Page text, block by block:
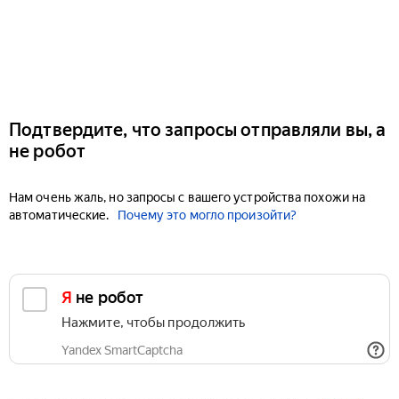
Подтвердите, что запросы отправляли вы, а
не робот
Нам очень жаль, но запросы с вашего устройства похожи на
автоматические.
Почему это могло произойти?
Я не робот
Нажмите, чтобы продолжить
Yandex SmartCaptcha